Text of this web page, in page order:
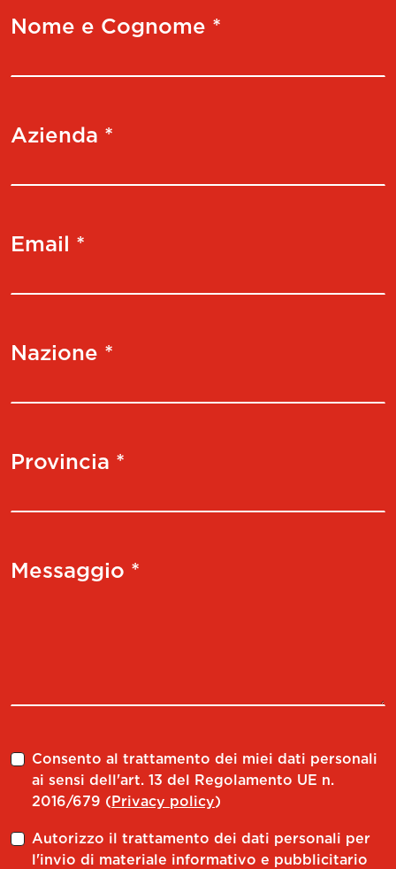
Nome e Cognome *
Azienda *
Email *
Nazione *
Provincia *
Messaggio *
Consento al trattamento dei miei dati personali
ai sensi dell'art. 13 del Regolamento UE n.
2016/679 (Privacy policy)
Autorizzo il trattamento dei dati personali per
l'invio di materiale informativo e pubblicitario